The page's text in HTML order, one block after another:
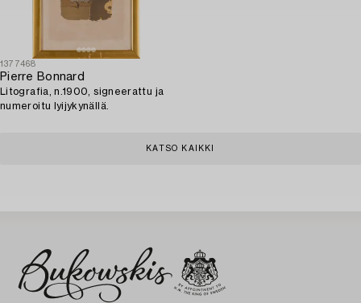
1377468
Pierre Bonnard
Litografia, n.1900, signeerattu ja
numeroitu lyijykynällä.
KATSO KAIKKI